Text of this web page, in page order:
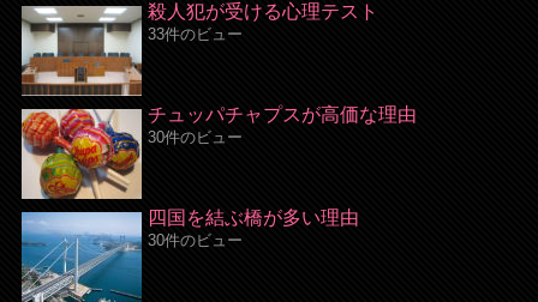
殺人犯が受ける心理テスト
33件のビュー
チュッパチャプスが高価な理由
30件のビュー
四国を結ぶ橋が多い理由
30件のビュー